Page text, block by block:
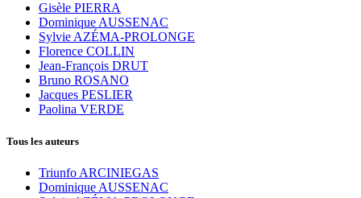
Gisèle PIERRA
Dominique AUSSENAC
Sylvie AZÉMA-PROLONGE
Florence COLLIN
Jean-François DRUT
Bruno ROSANO
Jacques PESLIER
Paolina VERDE
Tous les auteurs
Triunfo ARCINIEGAS
Dominique AUSSENAC